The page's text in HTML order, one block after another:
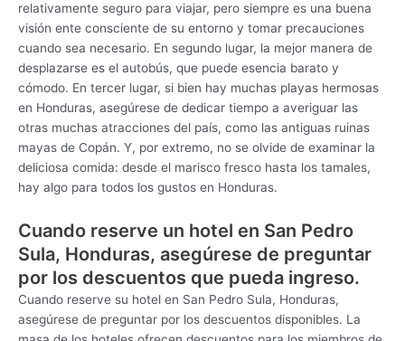
relativamente seguro para viajar, pero siempre es una buena
visión ente consciente de su entorno y tomar precauciones
cuando sea necesario. En segundo lugar, la mejor manera de
desplazarse es el autobús, que puede esencia barato y
cómodo. En tercer lugar, si bien hay muchas playas hermosas
en Honduras, asegúrese de dedicar tiempo a averiguar las
otras muchas atracciones del país, como las antiguas ruinas
mayas de Copán. Y, por extremo, no se olvide de examinar la
deliciosa comida: desde el marisco fresco hasta los tamales,
hay algo para todos los gustos en Honduras.
Cuando reserve un hotel en San Pedro
Sula, Honduras, asegúrese de preguntar
por los descuentos que pueda ingreso.
Cuando reserve su hotel en San Pedro Sula, Honduras,
asegúrese de preguntar por los descuentos disponibles. La